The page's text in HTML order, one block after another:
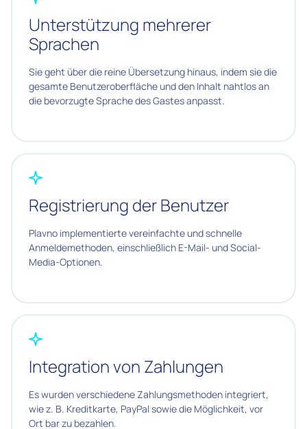
Unterstützung mehrerer
Sprachen
Sie geht über die reine Übersetzung hinaus, indem sie die
gesamte Benutzeroberfläche und den Inhalt nahtlos an
die bevorzugte Sprache des Gastes anpasst.
Registrierung der Benutzer
Plavno implementierte vereinfachte und schnelle
Anmeldemethoden, einschließlich E-Mail- und Social-
Media-Optionen.
Integration von Zahlungen
Es wurden verschiedene Zahlungsmethoden integriert,
wie z. B. Kreditkarte, PayPal sowie die Möglichkeit, vor
Ort bar zu bezahlen.